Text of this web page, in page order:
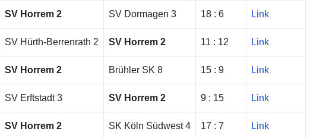
SV Horrem 2 SV Dormagen 3 18 : 6 Link
SV Hürth-Berrenrath 2 SV Horrem 2 11 : 12 Link
SV Horrem 2 Brühler SK 8 15 : 9 Link
SV Erftstadt 3 SV Horrem 2 9 : 15 Link
SV Horrem 2 SK Köln Südwest 4 17 : 7 Link